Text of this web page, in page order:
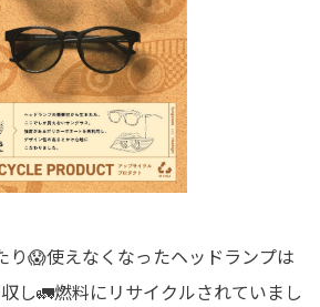
り😱使えなくなったヘッドランプは
し🚛燃料にリサイクルされていまし